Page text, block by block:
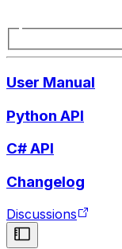
User Manual
Python API
C# API
Changelog
Discussions